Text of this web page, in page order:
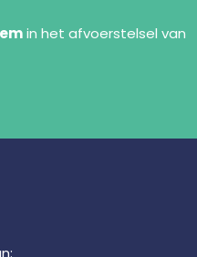
in het afvoerstelsel van